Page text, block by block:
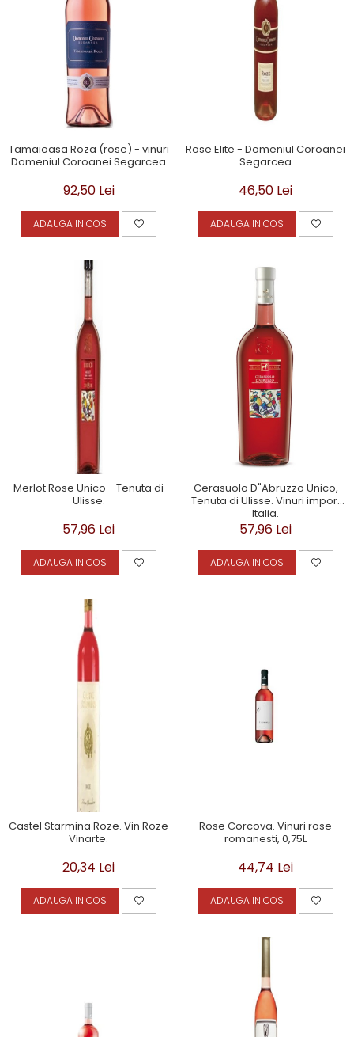
Tamaioasa Roza (rose) - vinuri
Domeniul Coroanei Segarcea
92,50 Lei
ADAUGA IN COS
Rose Elite - Domeniul Coroanei
Segarcea
46,50 Lei
ADAUGA IN COS
Merlot Rose Unico - Tenuta di
Ulisse.
57,96 Lei
ADAUGA IN COS
Cerasuolo D"Abruzzo Unico,
Tenuta di Ulisse. Vinuri import
Italia.
57,96 Lei
ADAUGA IN COS
Castel Starmina Roze. Vin Roze
Vinarte.
20,34 Lei
ADAUGA IN COS
Rose Corcova. Vinuri rose
romanesti, 0,75L
44,74 Lei
ADAUGA IN COS